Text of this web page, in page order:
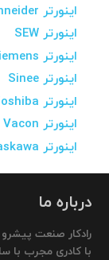
اینورتر Schneider
اینورتر SEW
اینورتر Siemens
اینورتر Sinee
اینورتر Toshiba
اینورتر Vacon
اینورتر Yaskawa
درباره ما
رادکار صنعت
با کادری مجرب با